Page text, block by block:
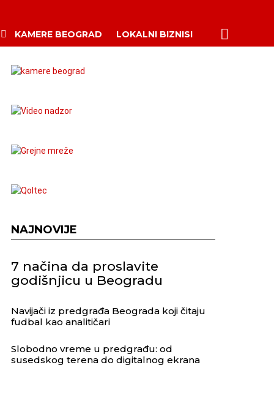
KAMERE BEOGRAD LOKALNI BIZNISI
NAJNOVIJE
7 načina da proslavite
godišnjicu u Beogradu
Navijači iz predgrađa Beograda koji čitaju
fudbal kao analitičari
Slobodno vreme u predgrađu: od
susedskog terena do digitalnog ekrana